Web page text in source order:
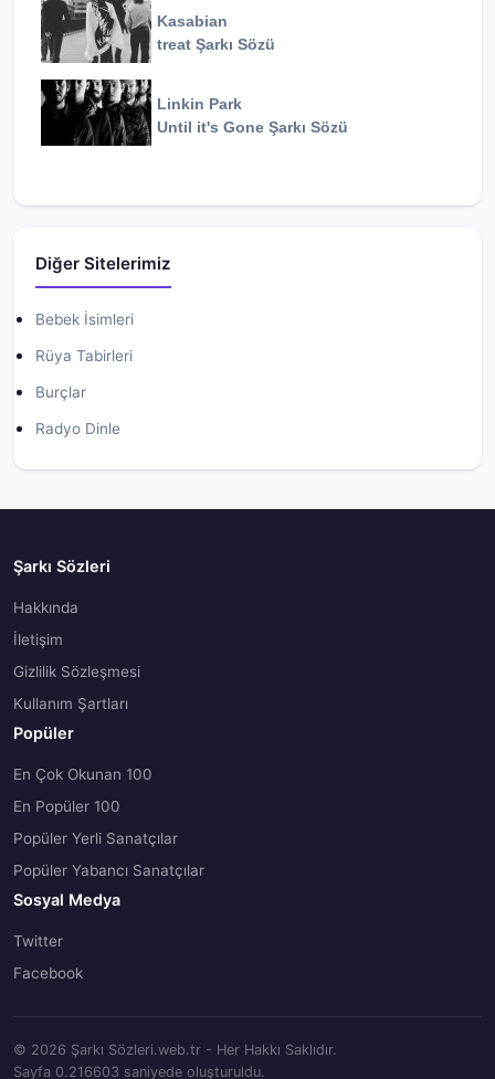
Kasabian
treat Şarkı Sözü
Linkin Park
Until it's Gone Şarkı Sözü
Diğer Sitelerimiz
Bebek İsimleri
Rüya Tabirleri
Burçlar
Radyo Dinle
Şarkı Sözleri
Hakkında
İletişim
Gizlilik Sözleşmesi
Kullanım Şartları
Popüler
En Çok Okunan 100
En Popüler 100
Popüler Yerli Sanatçılar
Popüler Yabancı Sanatçılar
Sosyal Medya
Twitter
Facebook
© 2026 Şarkı Sözleri.web.tr - Her Hakkı Saklıdır.
Sayfa 0.216603 saniyede oluşturuldu.